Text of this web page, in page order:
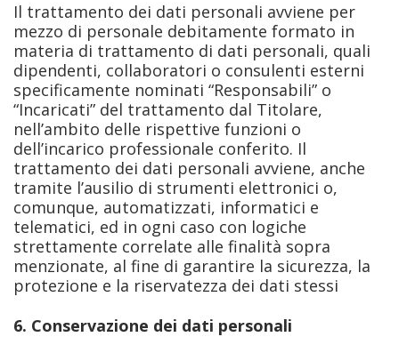
Il trattamento dei dati personali avviene per
mezzo di personale debitamente formato in
materia di trattamento di dati personali, quali
dipendenti, collaboratori o consulenti esterni
specificamente nominati “Responsabili” o
“Incaricati” del trattamento dal Titolare,
nell’ambito delle rispettive funzioni o
dell’incarico professionale conferito. Il
trattamento dei dati personali avviene, anche
tramite l’ausilio di strumenti elettronici o,
comunque, automatizzati, informatici e
telematici, ed in ogni caso con logiche
strettamente correlate alle finalità sopra
menzionate, al fine di garantire la sicurezza, la
protezione e la riservatezza dei dati stessi
6. Conservazione dei dati personali